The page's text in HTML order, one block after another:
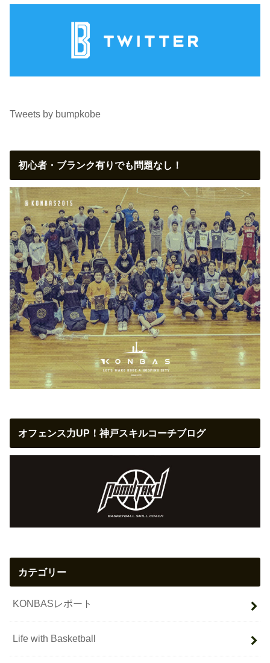
Tweets by bumpkobe
初心者・ブランク有りでも問題なし！
オフェンス力UP！神戸スキルコーチブログ
カテゴリー
KONBASレポート
Life with Basketball